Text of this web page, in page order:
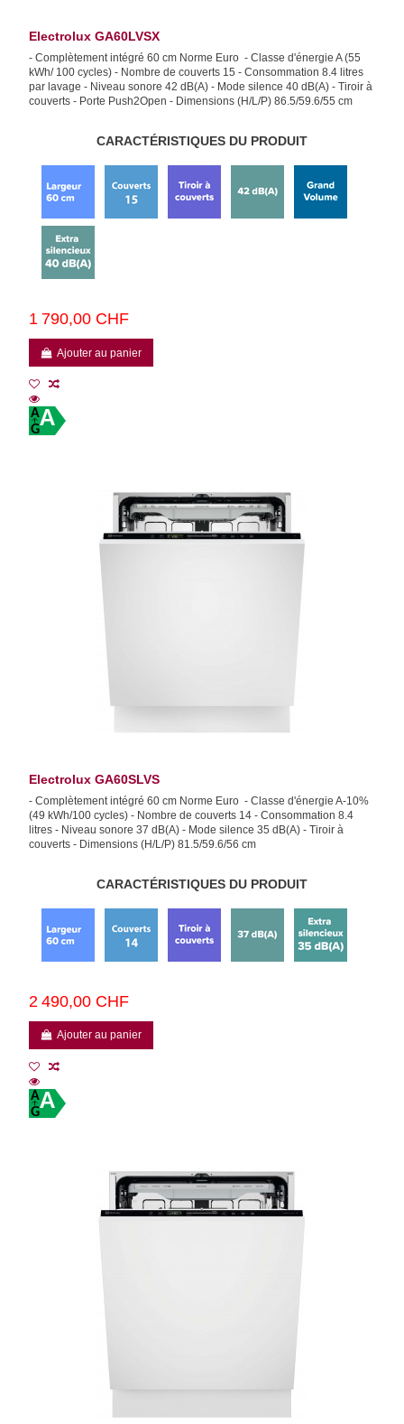
Electrolux GA60LVSX
- Complètement intégré 60 cm Norme Euro - Classe d'énergie A (55
kWh/ 100 cycles) - Nombre de couverts 15 - Consommation 8.4 litres
par lavage - Niveau sonore 42 dB(A) - Mode silence 40 dB(A) - Tiroir à
couverts - Porte Push2Open - Dimensions (H/L/P) 86.5/59.6/55 cm
CARACTÉRISTIQUES DU PRODUIT
1 790,00 CHF
Ajouter au panier
A
Electrolux GA60SLVS
- Complètement intégré 60 cm Norme Euro - Classe d'énergie A-10%
(49 kWh/100 cycles) - Nombre de couverts 14 - Consommation 8.4
litres - Niveau sonore 37 dB(A) - Mode silence 35 dB(A) - Tiroir à
couverts - Dimensions (H/L/P) 81.5/59.6/56 cm
CARACTÉRISTIQUES DU PRODUIT
2 490,00 CHF
Ajouter au panier
A